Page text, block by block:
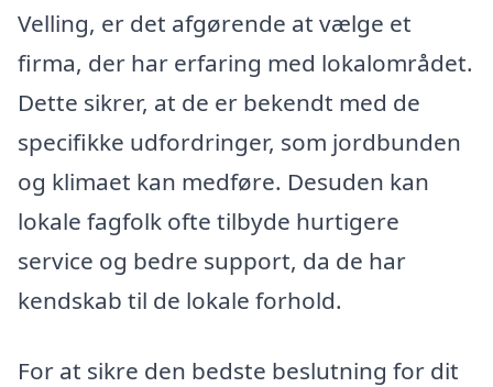
Velling, er det afgørende at vælge et
firma, der har erfaring med lokalområdet.
Dette sikrer, at de er bekendt med de
specifikke udfordringer, som jordbunden
og klimaet kan medføre. Desuden kan
lokale fagfolk ofte tilbyde hurtigere
service og bedre support, da de har
kendskab til de lokale forhold.
For at sikre den bedste beslutning for dit